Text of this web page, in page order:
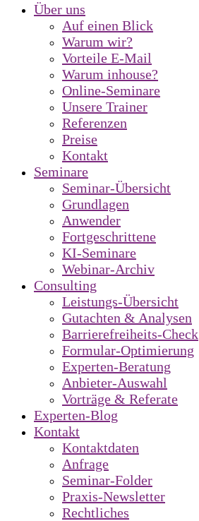
Über uns
Auf einen Blick
Warum wir?
Vorteile E-Mail
Warum inhouse?
Online-Seminare
Unsere Trainer
Referenzen
Preise
Kontakt
Seminare
Seminar-Übersicht
Grundlagen
Anwender
Fortgeschrittene
KI-Seminare
Webinar-Archiv
Consulting
Leistungs-Übersicht
Gutachten & Analysen
Barrierefreiheits-Check
Formular-Optimierung
Experten-Beratung
Anbieter-Auswahl
Vorträge & Referate
Experten-Blog
Kontakt
Kontaktdaten
Anfrage
Seminar-Folder
Praxis-Newsletter
Rechtliches